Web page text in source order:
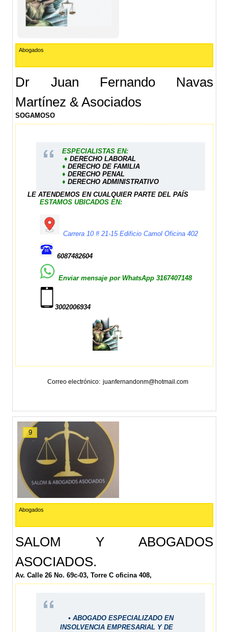
Abogados
Dr Juan Fernando Navas
Martínez & Asociados
SOGAMOSO
ESPECIALISTAS EN:
♦DERECHO LABORAL
♦ DERECHO DE FAMILIA
♦ DERECHO PENAL
♦ DERECHO ADMINISTRATIVO
LE ATENDEMOS EN CUALQUIER PARTE DEL PAÍS
ESTAMOS UBICADOS EN:
Carrera 10 # 21-15 Edificio Camol Oficina 402
6087482604
Enviar mensaje por WhatsApp 3167407148
3002006934
Correo electrónico juanfernandonm@hotmail.com
9
Abogados
SALOM Y ABOGADOS
ASOCIADOS.
Av. Calle 26 No. 69c-03, Torre C oficina 408,
• ABOGADO ESPECIALIZADO EN
INSOLVENCIA EMPRESARIAL Y DE